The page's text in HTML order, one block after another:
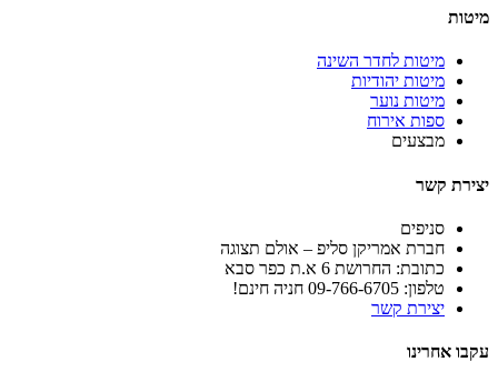
מיטות
מיטות לחדר השינה
מיטות יהודיות
מיטות נוער
ספות אירוח
מבצעים
יצירת קשר
סניפים
חברת אמריקן סליפ – אולם תצוגה
כתובת: החרושת 6 א.ת כפר סבא
טלפון: 09-766-6705 חניה חינם!
יצירת קשר
עקבו אחרינו